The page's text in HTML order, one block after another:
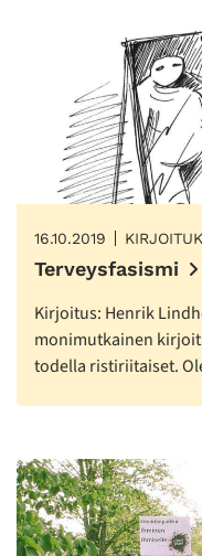
16.10.2019
Terveysfasismi
Kirjoitus: Henrik
monimutkainen
todella ristiriitaiset.